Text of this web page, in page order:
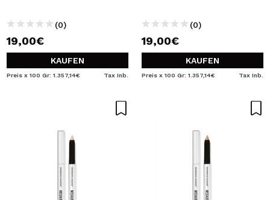
(0)
19,00€
KAUFEN
Preis x 100 Gr: 1.357,14€ Tax Inb.
(0)
19,00€
KAUFEN
Preis x 100 Gr: 1.357,14€ Tax Inb.